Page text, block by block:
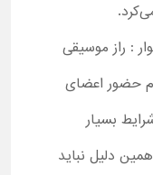
: راز موسیقی
حضور اعضای
بسیار
دلیل نباید